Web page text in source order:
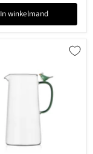
In winkelmand